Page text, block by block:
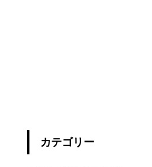
カテゴリー